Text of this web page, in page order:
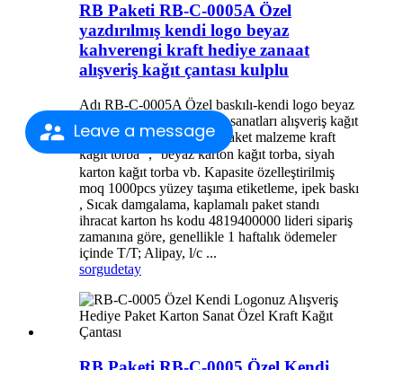
Leave a message
RB Paketi RB-C-0005A Özel
yazdırılmış kendi logo beyaz
kahverengi kraft hediye zanaat
alışveriş kağıt çantası kulplu
Adı RB-C-0005A Özel baskılı-kendi logo beyaz
kahverengi kraft hediye el sanatları alışveriş kağıt
torba tutamaklı marka rb paket malzeme kraft
kağıt torba ， beyaz karton kağıt torba, siyah
karton kağıt torba vb. Kapasite özelleştirilmiş
moq 1000pcs yüzey taşıma etiketleme, ipek baskı
, Sıcak damgalama, kaplamalı paket standı
ihracat karton hs kodu 4819400000 lideri sipariş
zamanına göre, genellikle 1 haftalık ödemeler
içinde T/T; Alipay, l/c ...
sorgudetay